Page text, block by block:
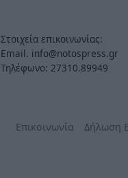
Στοιχεία επικοινωνίας:
Email. info@notospress.gr
Τηλέφωνο: 27310.89949
Επικοινωνία Δήλωση